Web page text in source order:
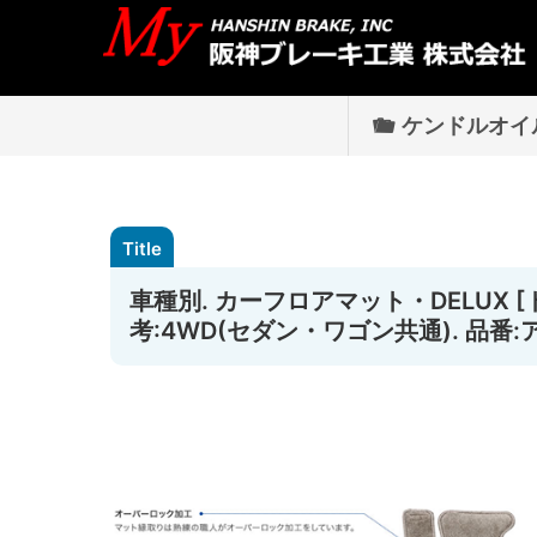
ケンドルオイ
車種別. カーフロアマット・DELUX
考:4WD(セダン・ワゴン共通). 品番: